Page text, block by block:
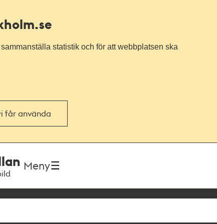
statistik och för att webbplatsen ska
får använda
Meny